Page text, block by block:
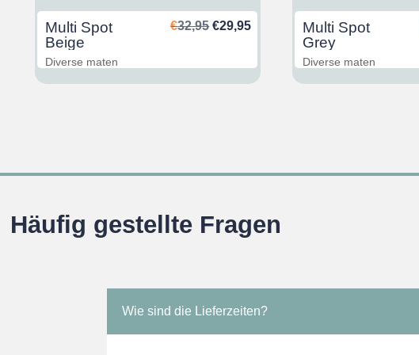
Multi Spot
Beige
€32,95 Ursprünglicher
€32,95
€29,95Aktueller
€29,95.
Diverse maten
Multi Spot
Grey
Diverse maten
Häufig gestellte Fragen
Wie sind die Lieferzeiten?